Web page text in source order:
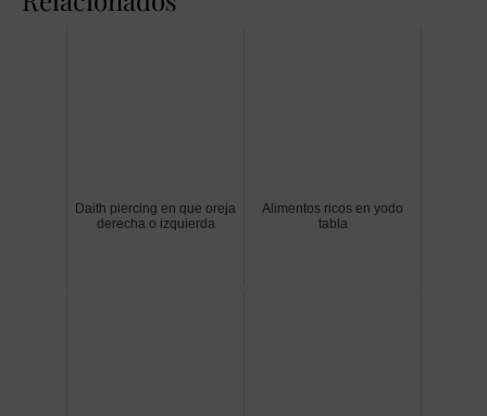
Daith piercing en que oreja
derecha o izquierda
Alimentos ricos en yodo
tabla